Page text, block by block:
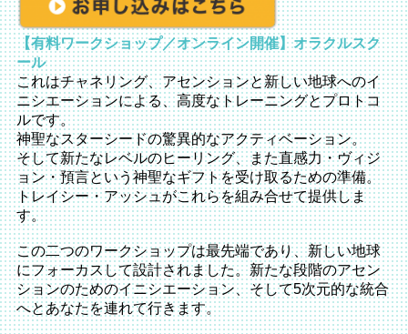
【有料ワークショップ／オンライン開催】オラクルスク
ール
これはチャネリング、アセンションと新しい地球へのイ
ニシエーションによる、高度なトレーニングとプロトコ
ルです。
神聖なスターシードの驚異的なアクティベーション。
そして新たなレベルのヒーリング、また直感力・ヴィジ
ョン・預言という神聖なギフトを受け取るための準備。
トレイシー・アッシュがこれらを組み合せて提供しま
す。
この二つのワークショップは最先端であり、新しい地球
にフォーカスして設計されました。新たな段階のアセン
ションのためのイニシエーション、そして5次元的な統合
へとあなたを連れて行きます。